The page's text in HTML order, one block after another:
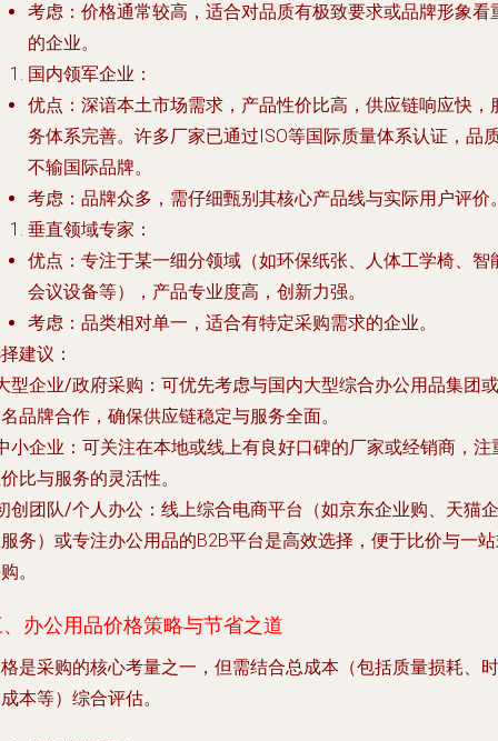
考虑 ：价格通常较高，适合对品质有极致要求或品牌形象看
的企业。
国内领军企业 ：
优点 ：深谙本土市场需求，产品性价比高，供应链响应快，
务体系完善。许多厂家已通过ISO等国际质量体系认证，品
不输国际品牌。
考虑 ：品牌众多，需仔细甄别其核心产品线与实际用户评价
垂直领域专家 ：
优点 ：专注于某一细分领域（如环保纸张、人体工学椅、智
会议设备等），产品专业度高，创新力强。
考虑 ：品类相对单一，适合有特定采购需求的企业。
建议 ：
型企业/政府采购 ：可优先考虑与国内大型综合办公用品集团或
品牌合作，确保供应链稳定与服务全面。
小企业 ：可关注在本地或线上有良好口碑的厂家或经销商，注
比与服务的灵活性。
创团队/个人办公 ：线上综合电商平台（如京东企业购、天猫企
务）或专注办公用品的B2B平台是高效选择，便于比价与一
。
办公用品价格策略与节省之道
是采购的核心考量之一，但需结合总成本（包括质量损耗、时
本等）综合评估。